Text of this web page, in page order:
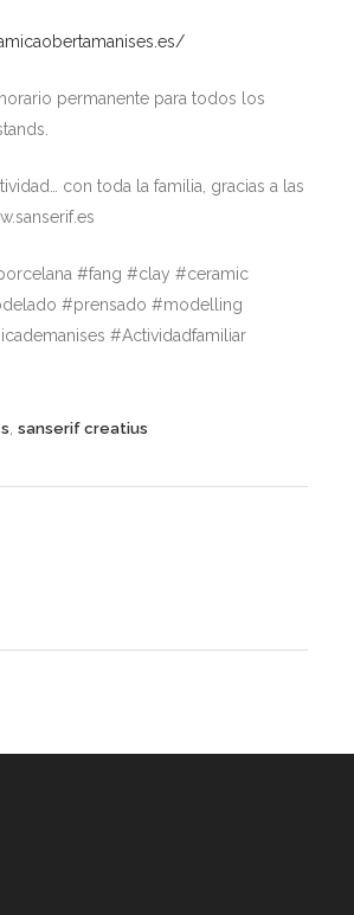
permanente para todos los
con toda la familia, gracias a las
#fang #clay #ceramic
#prensado #modelling
#Actividadfamiliar
, sanserif creatius